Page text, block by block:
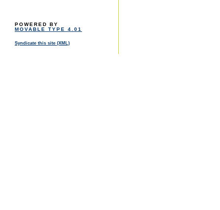
POWERED BY
MOVABLE TYPE 4.01
Syndicate this site (XML)